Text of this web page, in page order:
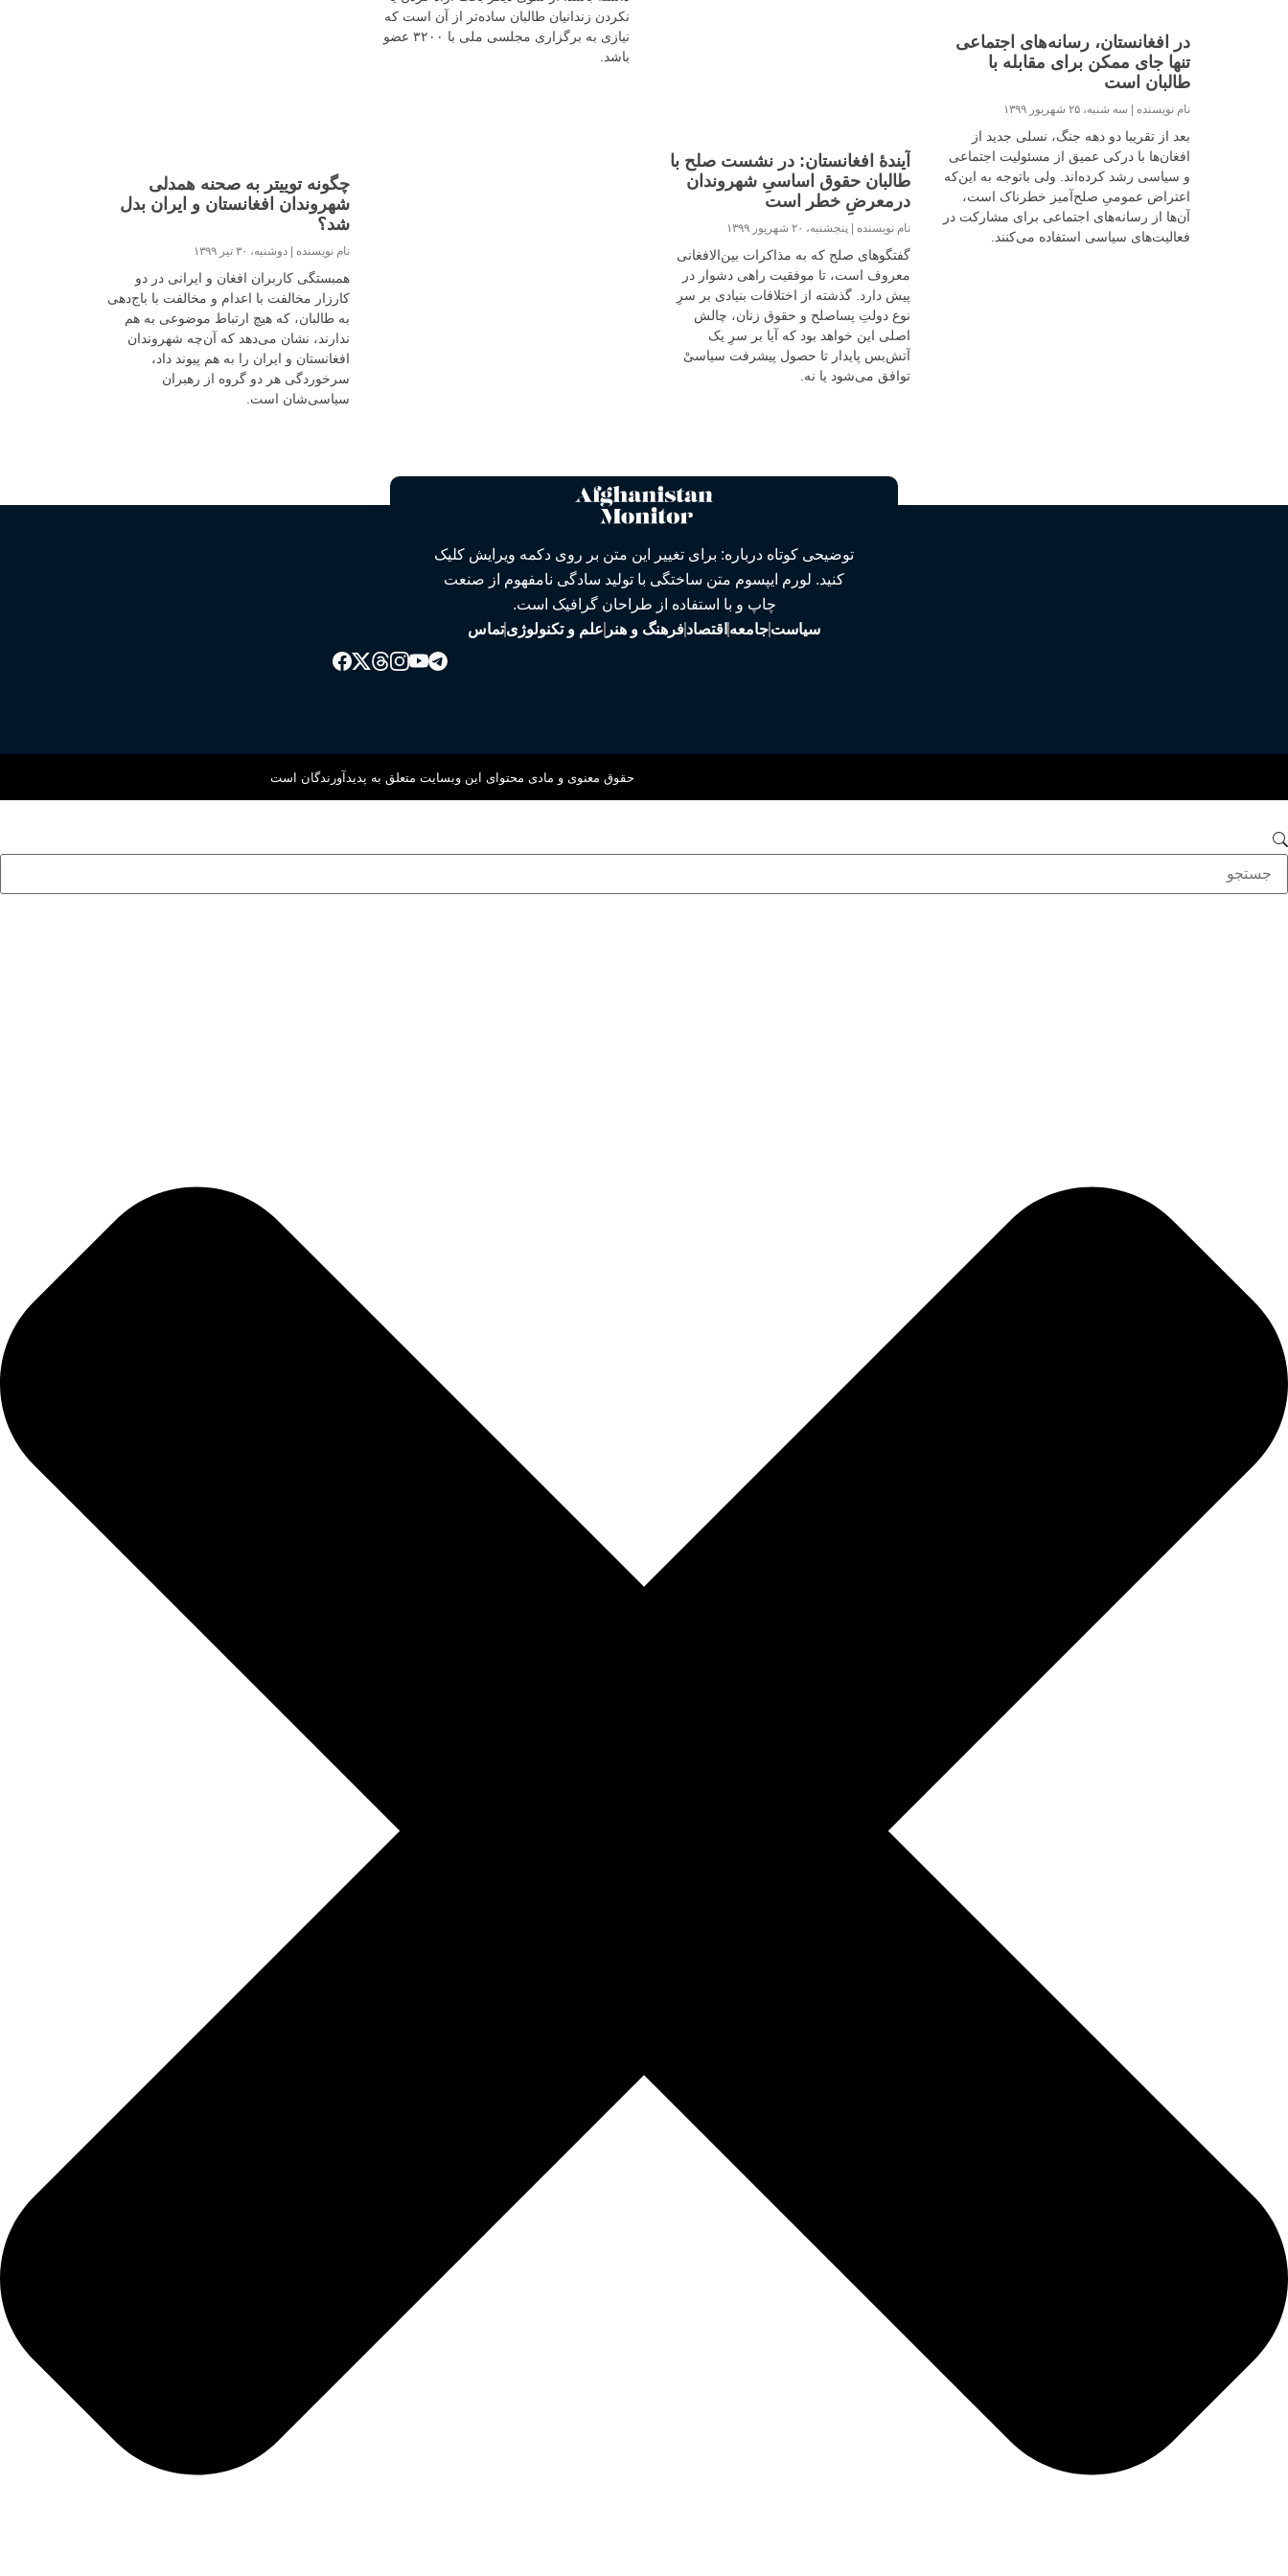
در افغانستان، رسانه‌های اجتماعی
تنها جای ممکن برای مقابله با
طالبان است
نام نویسنده سه شنبه، ۲۵ شهریور ۱۳۹۹
بعد از تقریبا دو دهه جنگ، نسلی جدید از
افغان‌ها با درکی عمیق از مسئولیت اجتماعی
و سیاسی رشد کرده‌اند. ولی باتوجه به این‌که
اعتراض عمومیِ صلح‌آمیز خطرناک است،
آن‌ها از رسانه‌های اجتماعی برای مشارکت در
فعالیت‌های سیاسی استفاده می‌کنند.
آیندۀ افغانستان: در نشست صلح با
طالبان حقوق اساسیِ شهروندان
درمعرضِ خطر است
نام نویسنده پنجشنبه، ۲۰ شهریور ۱۳۹۹
گفتگوهای صلح که به مذاکرات بین‌الافغانی
معروف است، تا موفقیت راهی دشوار در
پیش دارد. گذشته از اختلافات بنیادی بر سرِ
نوع دولتِ پساصلح و حقوق زنان، چالش
اصلی این خواهد بود که آیا بر سرِ یک
آتش‌بس پایدار تا حصول پیشرفت سیاسیْ
توافق می‌شود یا نه.
نکردن زندانیان طالبان ساده‌تر از آن است که
نیازی به برگزاری مجلسی ملی با ۳۲۰۰ عضو
باشد.
چگونه توییتر به صحنه همدلی
شهروندان افغانستان و ایران بدل
شد؟
نام نویسنده دوشنبه، ۳۰ تیر ۱۳۹۹
همبستگی کاربران افغان و ایرانی در دو
کارزار مخالفت با اعدام و مخالفت با باج‌دهی
به طالبان، که هیچ ارتباط موضوعی به هم
ندارند، نشان می‌دهد که آن‌چه شهروندان
افغانستان و ایران را به هم پیوند داد،
سرخوردگی هر دو گروه از رهبران
سیاسی‌شان است.
توضیحی کوتاه درباره: برای تغییر این متن بر روی دکمه ویرایش کلیک
کنید. لورم ایپسوم متن ساختگی با تولید سادگی نامفهوم از صنعت
چاپ و با استفاده از طراحان گرافیک است.
سیاستجامعه اقتصادفرهنگ و هنر علم و تکنولوژیتماس
حقوق معنوی و مادی محتوای این وبسایت متعلق به پدیدآورندگان است